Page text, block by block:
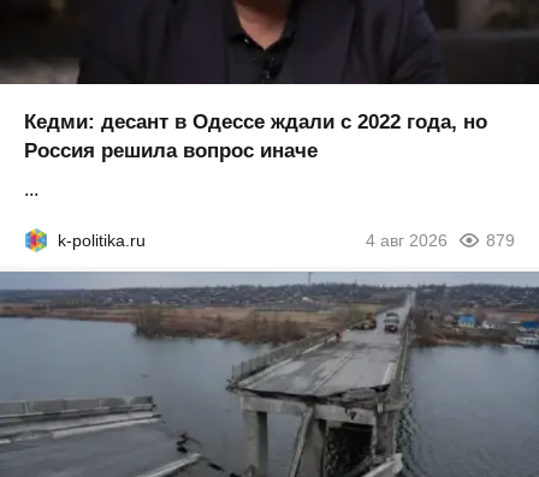
Кедми: десант в Одессе ждали с 2022 года, но
Россия решила вопрос иначе
...
k-politika.ru 4 авг 2026 879